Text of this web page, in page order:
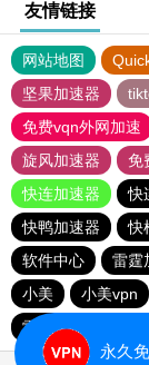
友情链接
网站地图
坚果加速器
免费vqn外网加速
旋风加速器
免
快连加速器
快
快鸭加速器
快
软件中心
雷霆
小美
小美vpn
雷霆加速版ins
永久